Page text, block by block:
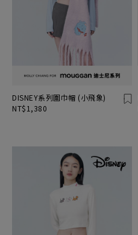
DISNEY系列圍巾帽 (小飛象)
NT$1,380